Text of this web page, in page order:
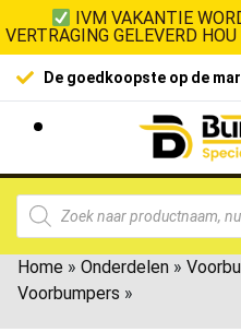
IVM VAKANTIE
VERTRAGING GELEVERD
De goedkoopste op de
Home » Onderdelen »
Voorbumpers »